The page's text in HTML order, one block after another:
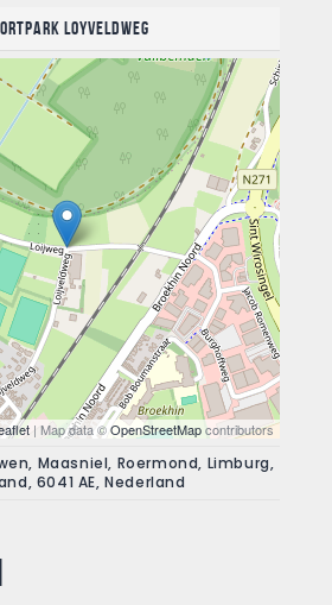
Loyveldweg
| Map data ©OpenStreetMapcontributors
Maasniel, Roermond, Limburg,
6041 AE, Nederland